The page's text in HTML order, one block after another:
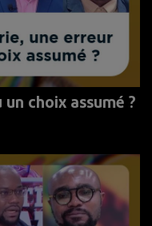
choix assumé ?